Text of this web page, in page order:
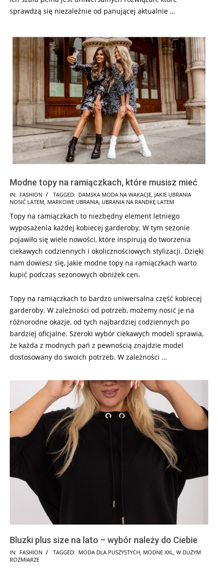
sprawdzą się niezależnie od panującej aktualnie …
Modne topy na ramiączkach, które musisz mieć
2025-
07-
30
IN: FASHION TAGGED: DAMSKA MODA NA WAKACJE, JAKIE UBRANIA
NOSIĆ LATEM, MARKOWE UBRANIA, UBRANIA NA RANDKĘ LATEM
Topy na ramiączkach to niezbędny element letniego
wyposażenia każdej kobiecej garderoby. W tym sezonie
pojawiło się wiele nowości, które inspirują do tworzenia
ciekawych codziennych i okolicznościowych stylizacji. Dzięki
nam dowiesz się, jakie modne topy na ramiączkach warto
kupić podczas sezonowych obniżek cen.
Topy na ramiączkach to bardzo uniwersalna część kobiecej
garderoby. W zależności od potrzeb, możemy nosić je na
różnorodne okazje, od tych najbardziej codziennych po
bardziej oficjalne. Szeroki wybór ciekawych modeli sprawia,
że każda z modnych pań z pewnością znajdzie model
dostosowany do swoich potrzeb. W zależności …
Bluzki plus size na lato – wybór należy do Ciebie
2025-
07-
IN: FASHION TAGGED: MODA DLA PUSZYSTYCH MODNE XXL
W DUŻYM
ROZMIARZE